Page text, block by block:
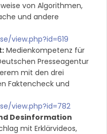
von Algorithmen,
und andere
view.php?id=619
Medienkompetenz für
Presseagentur
mit den drei
Faktencheck und
view.php?id=782
Desinformation
mit Erklärvideos,